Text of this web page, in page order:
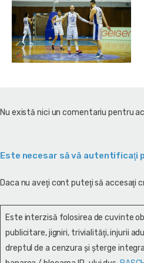
Nu există nici un comentariu pentru
Este necesar să vă autentificaţi
Daca nu aveţi cont puteţi să accesaţi
Este interzisă folosirea de cuvinte
publicitare, jigniri, trivialităţi, injurii
dreptul de a cenzura și şterge